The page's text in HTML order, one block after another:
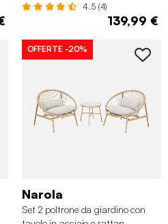
4.5 (4)
139,99 €
OFFERTE -20%
Narola
Set 2 poltrone da giardino con